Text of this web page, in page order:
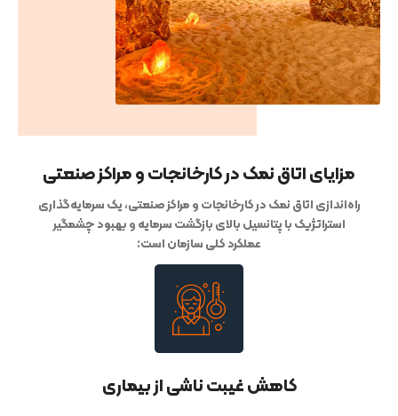
مزایای اتاق نمک در کارخانجات و مراکز صنعتی
راه‌اندازیاتاق نمک در کارخانجات و مراکز صنعتی، یک سرمایه‌گذاری
استراتژیک با پتانسیل بالای بازگشت سرمایه و بهبود چشمگیر
عملکرد کلی سازمان است:
کاهش غیبت ناشی از بیماری